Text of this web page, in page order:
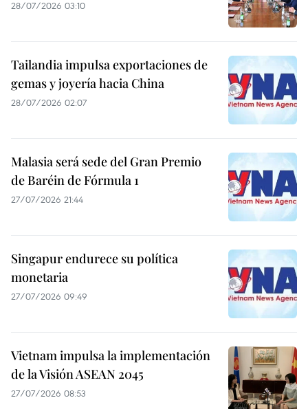
28/07/2026 03:10
Tailandia impulsa exportaciones de
gemas y joyería hacia China
28/07/2026 02:07
Malasia será sede del Gran Premio
de Baréin de Fórmula 1
27/07/2026 21:44
Singapur endurece su política
monetaria
27/07/2026 09:49
Vietnam impulsa la implementación
de la Visión ASEAN 2045
27/07/2026 08:53